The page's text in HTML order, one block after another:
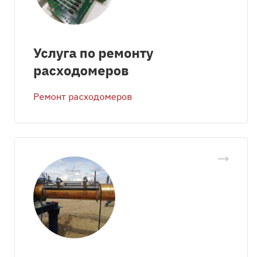
Услуга по ремонту
расходомеров
Ремонт расходомеров